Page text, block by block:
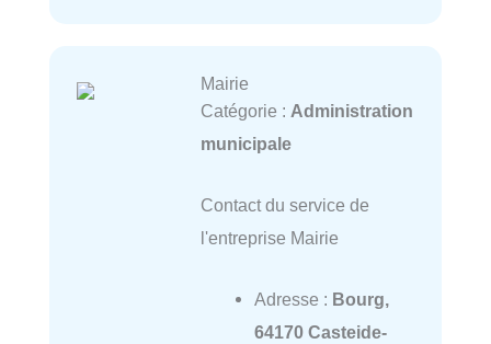
Mairie
Catégorie : Administration
municipale
Contact du service de
l'entreprise Mairie
Adresse : Bourg,
64170 Casteide-